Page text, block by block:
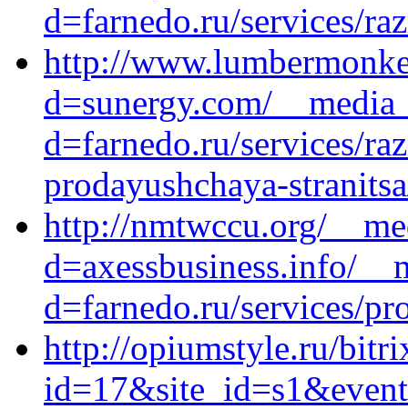
d=farnedo.ru/services/
http://
d=sunergy.com/
d=farnedo.ru/services/
prodayushchaya-
http://nmtwccu.org/
d=axessbusiness.info/
d=farnedo.ru/services/
http://opiumstyle.ru/